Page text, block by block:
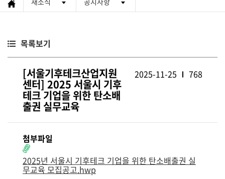
목록보기
[서울기후테크산업지원
센터] 2025 서울시 기후
테크 기업을 위한 탄소배
출권 실무교육
2025-11-25 768
첨부파일
2025년 서울시 기후테크 기업을 위한 탄소배출권 실
무교육 모집공고.hwp